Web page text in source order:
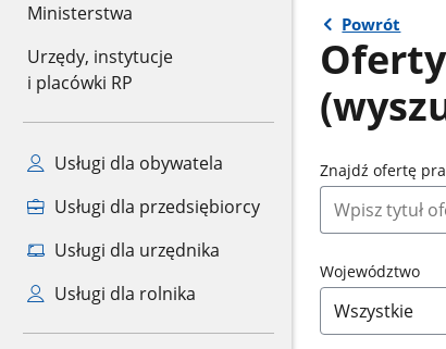
Ministerstwa
Urzędy, instytucje
i placówki RP
Usługi dla obywatela
Usługi dla przedsiębiorcy
Usługi dla urzędnika
Usługi dla rolnika
Powrót
Znajdź ofertę
Województwo